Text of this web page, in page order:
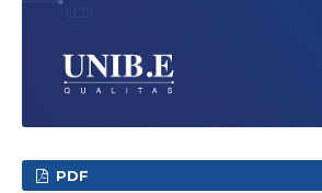
PDF